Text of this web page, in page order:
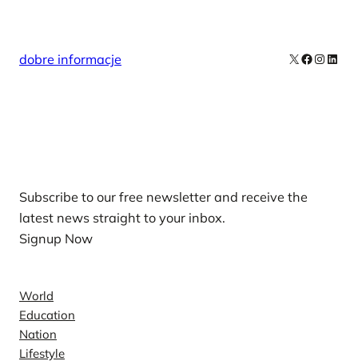
dobre informacje X Facebook
Subscribe to our free newsletter and receive the
latest news straight to your inbox.
Signup Now
World
Education
Nation
Lifestyle